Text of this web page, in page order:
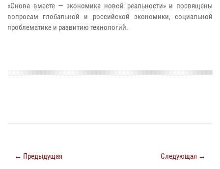
«Снова вместе — экономика новой реальности» и посвящены
вопросам глобальной и российской экономики, социальной
проблематике и развитию технологий.
← Предыдущая Следующая →